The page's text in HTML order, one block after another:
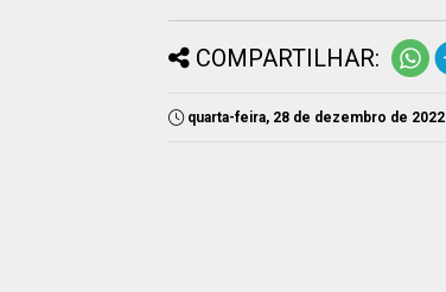
COMPARTILHAR:
quarta-feira, 28 de dezembro de 2022